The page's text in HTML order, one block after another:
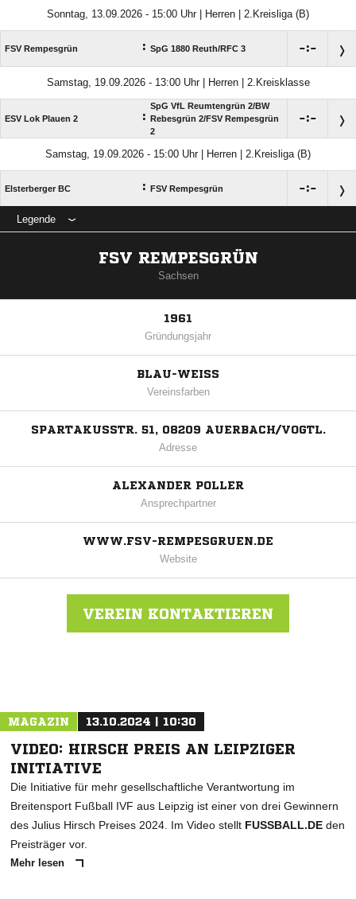
Sonntag, 13.09.2026 - 15:00 Uhr | Herren | 2.Kreisliga (B)
FSV Rempesgrün : SpG 1880 Reuth/​RFC 3 :
Samstag, 19.09.2026 - 13:00 Uhr | Herren | 2.Kreisklasse
ESV Lok Plauen 2 :
SpG VfL Reumtengrün 2/​BW
Rebesgrün 2/​FSV Rempesgrün
2
:
Samstag, 19.09.2026 - 15:00 Uhr | Herren | 2.Kreisliga (B)
Elsterberger BC : FSV Rempesgrün :
Legende
FSV REMPESGRÜN
Sachsen
1961
Gründungsjahr
BLAU-WEISS
Vereinsfarben
SPARTAKUSSTR. 51, 08209 AUERBACH/VOGTL.
Adresse
ALEXANDER POLLER
Ansprechpartner
WWW.FSV-REMPESGRUEN.DE
Website
VEREIN KONTAKTIEREN
MAGAZIN 13.10.2024 | 10:30
VIDEO: HIRSCH PREIS AN LEIPZIGER
INITIATIVE
Die Initiative für mehr gesellschaftliche Verantwortung im
Breitensport Fußball IVF aus Leipzig ist einer von drei Gewinnern
des Julius Hirsch Preises 2024. Im Video stellt FUSSBALL.DE den
Preisträger vor.
Mehr lesen